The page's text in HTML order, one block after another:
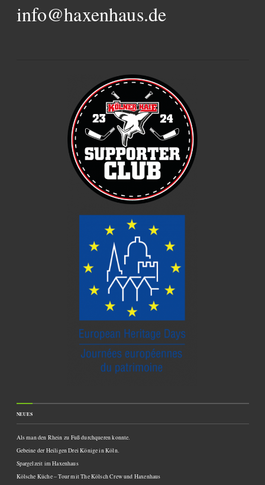
info@haxenhaus.de
NEUES
Als man den Rhein zu Fuß durchqueren konnte.
Gebeine der Heiligen Drei Könige in Köln.
Spargelzeit im Haxenhaus
Kölsche Küche – Tour mit The Kölsch Crew und Haxenhaus